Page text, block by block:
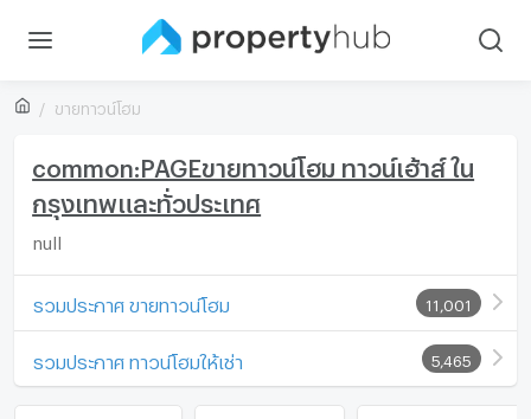
ขายทาวน์โฮม
common:PAGEขายทาวน์โฮม ทาวน์เฮ้าส์ ใน
กรุงเทพและทั่วประเทศ
null
รวมประกาศ ขายทาวน์โฮม 11,001
รวมประกาศ ทาวน์โฮมให้เช่า 5,465